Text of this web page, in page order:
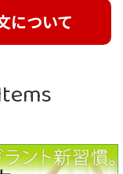
について